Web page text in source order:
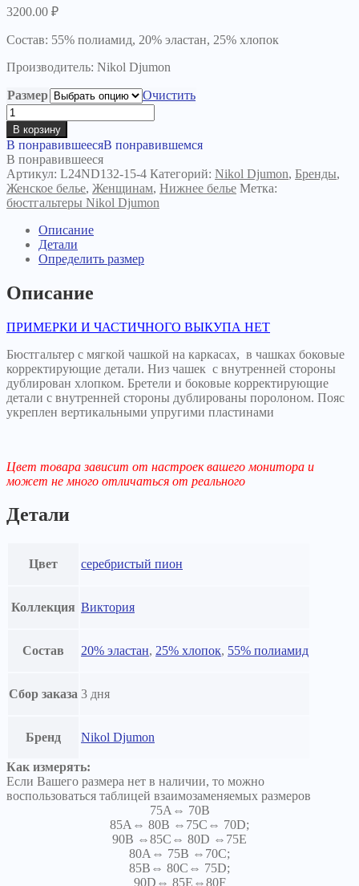
3200.00 ₽
Состав: 55% полиамид, 20% эластан, 25% хлопок
Производитель: Nikol Djumon
Размер
Очистить
Количество
товара
Бюстгальтер
Виктория
132-
15
серебристый
пион
В корзину
В понравившеесяВ понравившемся
В понравившееся
Артикул: L24ND132-15-4 Категорий: Nikol Djumon, Бренды,
Женское белье, Женщинам, Нижнее белье Метка:
бюстгальтеры Nikol Djumon
Описание
Детали
Определить размер
Описание
ПРИМЕРКИ И ЧАСТИЧНОГО ВЫКУПА НЕТ
Бюстгальтер с мягкой чашкой на каркасах, в чашках боковые
корректирующие детали. Низ чашек с внутренней стороны
дублирован хлопком. Бретели и боковые корректирующие
детали с внутренней стороны дублированы поролоном. Пояс
укреплен вертикальными упругими пластинами
Цвет товара зависит от настроек вашего монитора и
может не много отличаться от реального
Детали
Цвет серебристый пион
Коллекция Виктория
Состав 20% эластан, 25% хлопок, 55% полиамид
Сбор заказа 3 дня
Бренд Nikol Djumon
Как измерять:
Если Вашего размера нет в наличии, то можно
воспользоваться таблицей взаимозаменяемых размеров
75A⇔ 70B
85A⇔ 80B ⇔75C⇔ 70D;
90B ⇔85C⇔ 80D ⇔75E
80A⇔ 75B ⇔70C;
85B⇔ 80C⇔ 75D;
90D⇔ 85E⇔80F